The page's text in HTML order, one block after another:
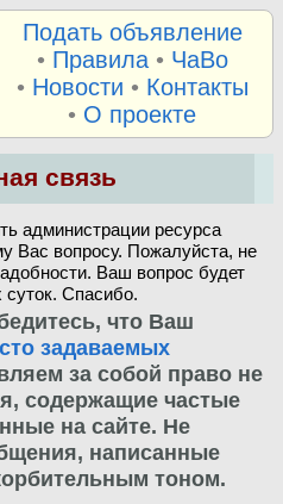
Подать объявление
• Правила• ЧаВо
• Новости • Контакты
• О проекте
связь
администрации ресурса
Вас вопросу. Пожалуйста, не
Ваш вопрос будет
суток. Спасибо.
что Ваш
задаваемых
за собой право не
содержащие частые
на сайте. Не
написанные
тоном.